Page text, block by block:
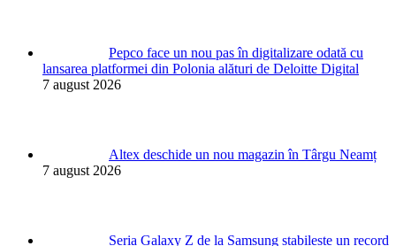
Pepco face un nou pas în digitalizare odată cu
lansarea platformei din Polonia alături de Deloitte Digital
7 august 2026
Altex deschide un nou magazin în Târgu Neamț
7 august 2026
Seria Galaxy Z de la Samsung stabilește un record